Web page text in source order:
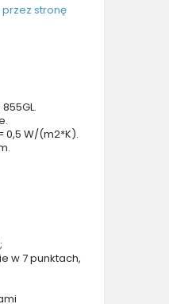
z prawym naświetlem
górnym i prawym naświetlem
podwójne aluminiowe
z lewym i prawym naświetlem
z górnym naświetlem
Pivot
drzwi wejściowe
stronę
0,5 W/(m2*K).
w 7 punktach,